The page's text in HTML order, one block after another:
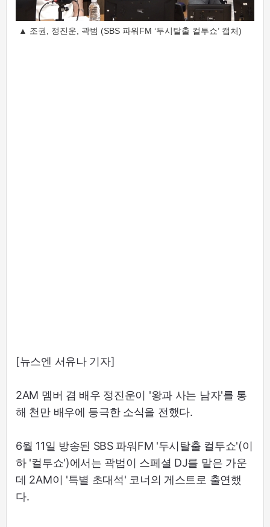
▲ 조권, 정진운, 곽범 (SBS 파워FM ‘두시탈출 컬투쇼’ 캡처)
[뉴스엔 서유나 기자]
2AM 멤버 겸 배우 정진운이 '왕과 사는 남자'를 통
해 천만 배우에 등극한 소식을 전했다.
6월 11일 방송된 SBS 파워FM '두시탈출 컬투쇼'(이
하 '컬투쇼')에서는 곽범이 스페셜 DJ를 맡은 가운
데 2AM이 '특별 초대석' 코너의 게스트로 출연했
다.